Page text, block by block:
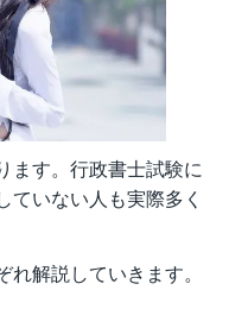
ます。行政書士試験に
いない人も実際多く
解説していきます。